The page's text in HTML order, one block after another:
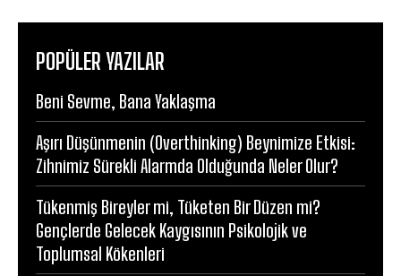
POPÜLER YAZILAR
Beni Sevme, Bana Yaklaşma
Aşırı Düşünmenin (Overthinking) Beynimize Etkisi:
Zihnimiz Sürekli Alarmda Olduğunda Neler Olur?
Tükenmiş Bireyler mi, Tüketen Bir Düzen mi?
Gençlerde Gelecek Kaygısının Psikolojik ve
Toplumsal Kökenleri